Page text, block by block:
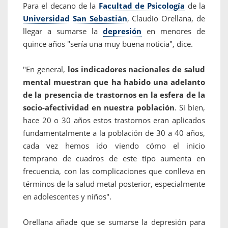
Para el decano de la Facultad de Psicología de la
Universidad San Sebastián, Claudio Orellana, de
llegar a sumarse la depresión en menores de
quince años "sería una muy buena noticia", dice.
"En general, los indicadores nacionales de salud
mental muestran que ha habido una adelanto
de la presencia de trastornos en la esfera de la
socio-afectividad en nuestra población. Si bien,
hace 20 o 30 años estos trastornos eran aplicados
fundamentalmente a la población de 30 a 40 años,
cada vez hemos ido viendo cómo el inicio
temprano de cuadros de este tipo aumenta en
frecuencia, con las complicaciones que conlleva en
términos de la salud metal posterior, especialmente
en adolescentes y niños".
Orellana añade que se sumarse la depresión para